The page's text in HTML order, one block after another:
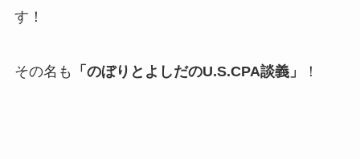
す！
その名も 「のぼりとよしだのU.S.CPA談義」 ！